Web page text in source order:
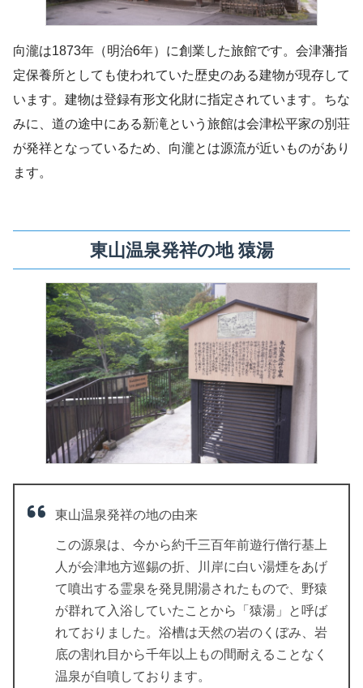
向瀧は1873年（明治6年）に創業した旅館です。会津藩指
定保養所としても使われていた歴史のある建物が現存して
います。建物は登録有形文化財に指定されています。ちな
みに、道の途中にある新滝という旅館は会津松平家の別荘
が発祥となっているため、向瀧とは源流が近いものがあり
ます。
東山温泉発祥の地 猿湯
東山温泉発祥の地の由来
この源泉は、今から約千三百年前遊行僧行基上
人が会津地方巡錫の折、川岸に白い湯煙をあげ
て噴出する霊泉を発見開湯されたもので、野猿
が群れて入浴していたことから「猿湯」と呼ば
れておりました。浴槽は天然の岩のくぼみ、岩
底の割れ目から千年以上もの間耐えることなく
温泉が自噴しております。